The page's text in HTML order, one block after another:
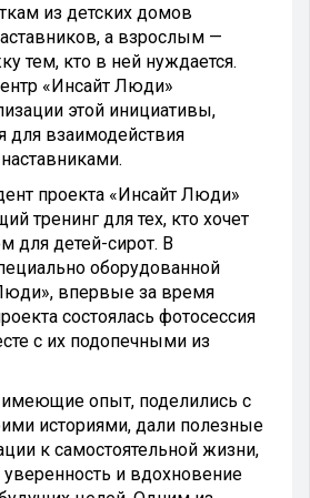
из детских домов
а взрослым —
тем, кто в ней нуждается.
«Инсайт Люди»
этой инициативы,
для взаимодействия
проекта «Инсайт Люди»
тренинг для тех, кто хочет
для детей-сирот. В
оборудованной
впервые за время
состоялась фотосессия
с их подопечными из
опыт, поделились с
историями, дали полезные
к самостоятельной жизни,
и вдохновение